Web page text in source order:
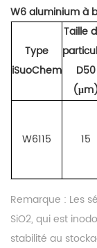
W6aluminium à
Type
iSuoChem
Taille
D50
W6115 15
Remarque : Les
SiO2, qui est
stabilité au